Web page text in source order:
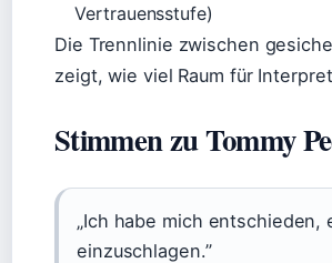
Vertrauensstufe)
Die Trennlinie zwischen
zeigt, wie viel Raum für
Stimmen zu Tommy
„Ich habe mich entschieden,
einzuschlagen.”